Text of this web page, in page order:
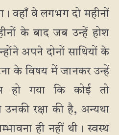
वहाँ वे लगभग दो महीनों
के बाद जब उन्हें होश
अपने दोनों साथियों के
के विषय में जानकर उन्हें
हो गया कि कोई तो
रक्षा की है, अन्यथा
ही नहीं थी। स्वस्थ